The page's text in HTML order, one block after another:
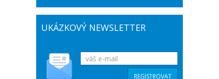
UKÁZKOVÝ NEWSLETTER